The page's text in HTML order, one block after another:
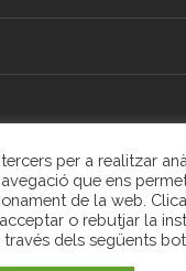
- UNIÓ DE
ASSOCIAT DE LES
per a realitzar
que ens
de la web. Clica
o rebutjar la
través dels següents